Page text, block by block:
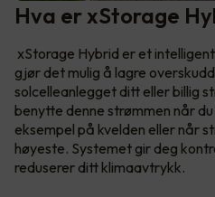
Hva er xStorage
xStorage Hybrid er et
gjør det mulig å lagre
solcelleanlegget ditt eller billig
benytte denne strømmen når
eksempel på kvelden eller når
høyeste. Systemet gir deg
reduserer ditt klimaavtrykk.